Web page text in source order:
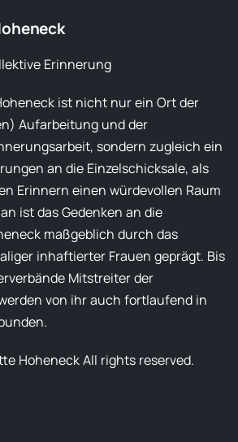
Erinnerung
ist nicht nur ein Ort der
Aufarbeitung und der
sondern zugleich ein
an die Einzelschicksale, als
Erinnern einen würdevollen Raum
ist das Gedenken an die
maßgeblich durch das
inhaftierter Frauen geprägt. Bis
Mitstreiter der
von ihr auch fortlaufend in
Hoheneck All rights reserved.